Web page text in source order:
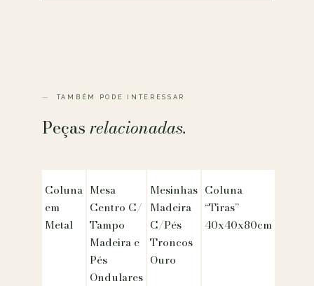
TAMBÉM PODE INTERESSAR
Peçasrelacionadas.
Coluna
em
Metal
Mesa
Centro C/
Tampo
Madeira e
Pés
Ondulares
Mesinhas
Madeira
C/Pés
Troncos
Ouro
Coluna
“Tiras”
40x40x80cm